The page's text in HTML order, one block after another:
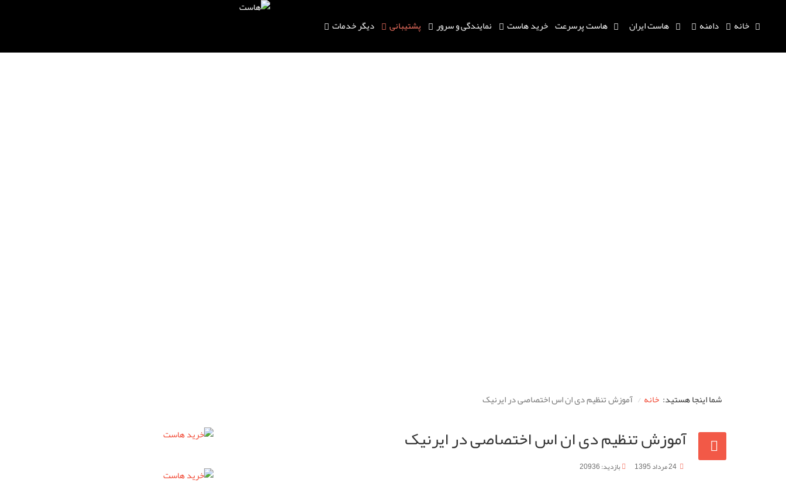
خانه دامنه هاست ایران هاست پرسرعت خرید هاست نمایندگی و سرور پشتیبانی دیگر خدمات
شما اینجا هستید: خانه آموزش تنظیم دی ان اس اختصاصی در ایرنیک
آموزش تنظیم دی ان اس اختصاصی در ایرنیک
24 مرداد 1395 بازدید: 20936